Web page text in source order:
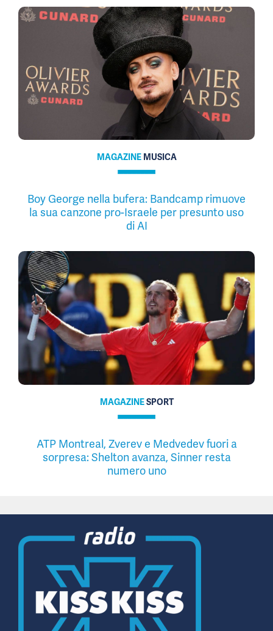
MAGAZINE MUSICA
Boy George nella bufera: Bandcamp rimuove
la sua canzone pro-Israele per presunto uso
di AI
MAGAZINESPORT
ATP Montreal, Zverev e Medvedev fuori a
sorpresa: Shelton avanza, Sinner resta
numero uno